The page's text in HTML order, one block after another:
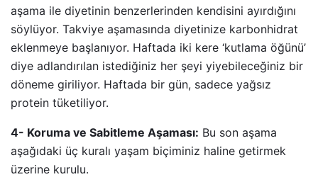
aşama ile diyetinin benzerlerinden kendisini ayırdığını
söylüyor. Takviye aşamasında diyetinize karbonhidrat
eklenmeye başlanıyor. Haftada iki kere ‘kutlama öğünü’
diye adlandırılan istediğiniz her şeyi yiyebileceğiniz bir
döneme giriliyor. Haftada bir gün, sadece yağsız
protein tüketiliyor.
4- Koruma ve Sabitleme Aşaması: Bu son aşama
aşağıdaki üç kuralı yaşam biçiminiz haline getirmek
üzerine kurulu.